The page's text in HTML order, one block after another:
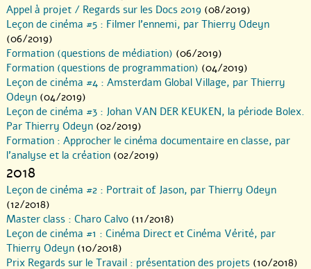
Appel à projet / Regards sur les Docs 2019 (08/2019)
Leçon de cinéma #5 : Filmer l’ennemi, par Thierry Odeyn
(06/2019)
Formation (questions de médiation) (06/2019)
Formation (questions de programmation) (04/2019)
Leçon de cinéma #4 : Amsterdam Global Village, par Thierry
Odeyn (04/2019)
Leçon de cinéma #3 : Johan VAN DER KEUKEN, la période Bolex.
Par Thierry Odeyn (02/2019)
Formation : Approcher le cinéma documentaire en classe, par
l’analyse et la création (02/2019)
2018
Leçon de cinéma #2 : Portrait of Jason, par Thierry Odeyn
(12/2018)
Master class : Charo Calvo (11/2018)
Leçon de cinéma #1 : Cinéma Direct et Cinéma Vérité, par
Thierry Odeyn (10/2018)
Prix Regards sur le Travail : présentation des projets (10/2018)